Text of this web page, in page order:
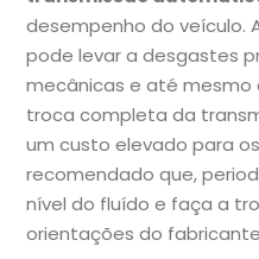
desempenho do veículo.
pode levar a desgastes
mecânicas e até mesmo
troca completa da
um custo elevado para
recomendado que,
nível do fluído e faça a
orientações do